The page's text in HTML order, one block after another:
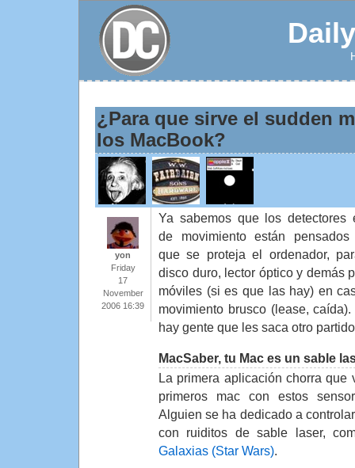
¿Para que sirve el sudden
los MacBook?
yon
Friday
17
November
2006 16:39
Ya sabemos que los detectores
de movimiento están pensados
que se proteja el ordenador,
disco duro, lector óptico y demás
móviles (si es que las hay) en
movimiento brusco (lease, caída).
hay gente que les saca otro
MacSaber, tu Mac es un sable
La primera aplicación chorra que
primeros mac con estos
Alguien se ha dedicado a
con ruiditos de sable laser,
Galaxias (Star Wars).